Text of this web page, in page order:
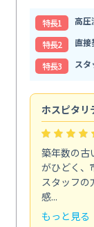
特⻑1
高圧
特⻑2
直接
特⻑3
ス
ホスピタリ
築年数の古
がひどく、
スタッフ
感...
もっと見る